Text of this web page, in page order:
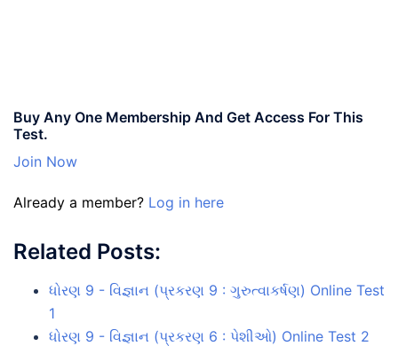
Buy Any One Membership And Get Access For This
Test.
Join Now
Already a member? Log in here
Related Posts:
ધોરણ 9 - વિજ્ઞાન (પ્રકરણ 9 : ગુરુત્વાકર્ષણ) Online Test
1
ધોરણ 9 - વિજ્ઞાન (પ્રકરણ 6 : પેશીઓ) Online Test 2